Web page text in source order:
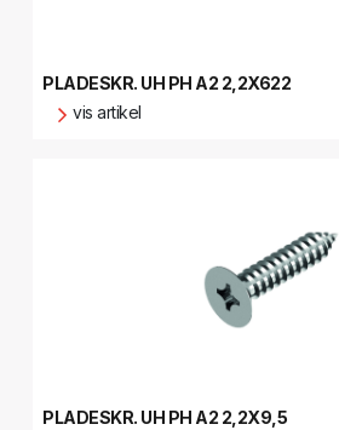
PLADESKR. UH PH A2 2,2X622
vis artikel
PLADESKR. UH PH A2 2,2X9,5